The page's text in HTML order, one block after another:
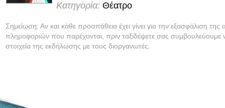
Κατηγορία: Θέατρο
Σημείωση: Αν και κάθε προσπάθεια έχει γίνει για την εξασφάλιση της
πληροφοριών που παρέχονται, πριν ταξιδέψετε σας συμβουλεύουμε
στοιχεία της εκδήλωσης με τους διοργανωτές.